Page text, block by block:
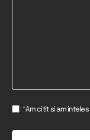
Consent
*Am citit si am inteles